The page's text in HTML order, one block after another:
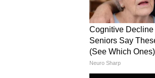
Image Credit :
Fastrack